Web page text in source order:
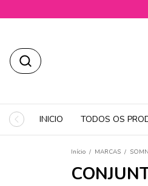
INICIO TODOS OS
Início / MARCAS /